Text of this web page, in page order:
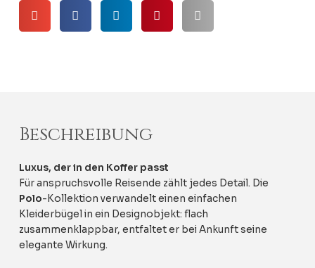
Beschreibung
Luxus, der in den Koffer passt
Für anspruchsvolle Reisende zählt jedes Detail. Die
Polo-Kollektion verwandelt einen einfachen
Kleiderbügel in ein Designobjekt: flach
zusammenklappbar, entfaltet er bei Ankunft seine
elegante Wirkung.